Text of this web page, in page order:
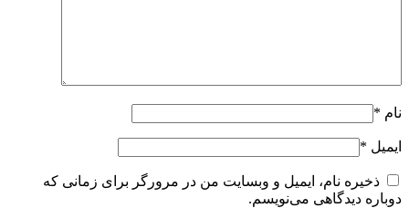
نام *
ایمیل *
ذخیره نام، ایمیل و وبسایت من در مرورگر برای زمانی که
دوباره دیدگاهی می‌نویسم.